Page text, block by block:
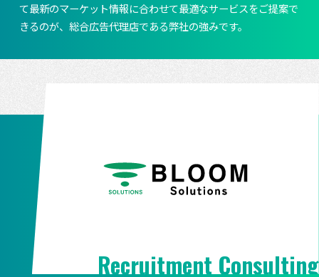
て最新のマーケット情報に合わせて最適なサービスをご提案で
きるのが、総合広告代理店である弊社の強みです。
Recruitment Consulting